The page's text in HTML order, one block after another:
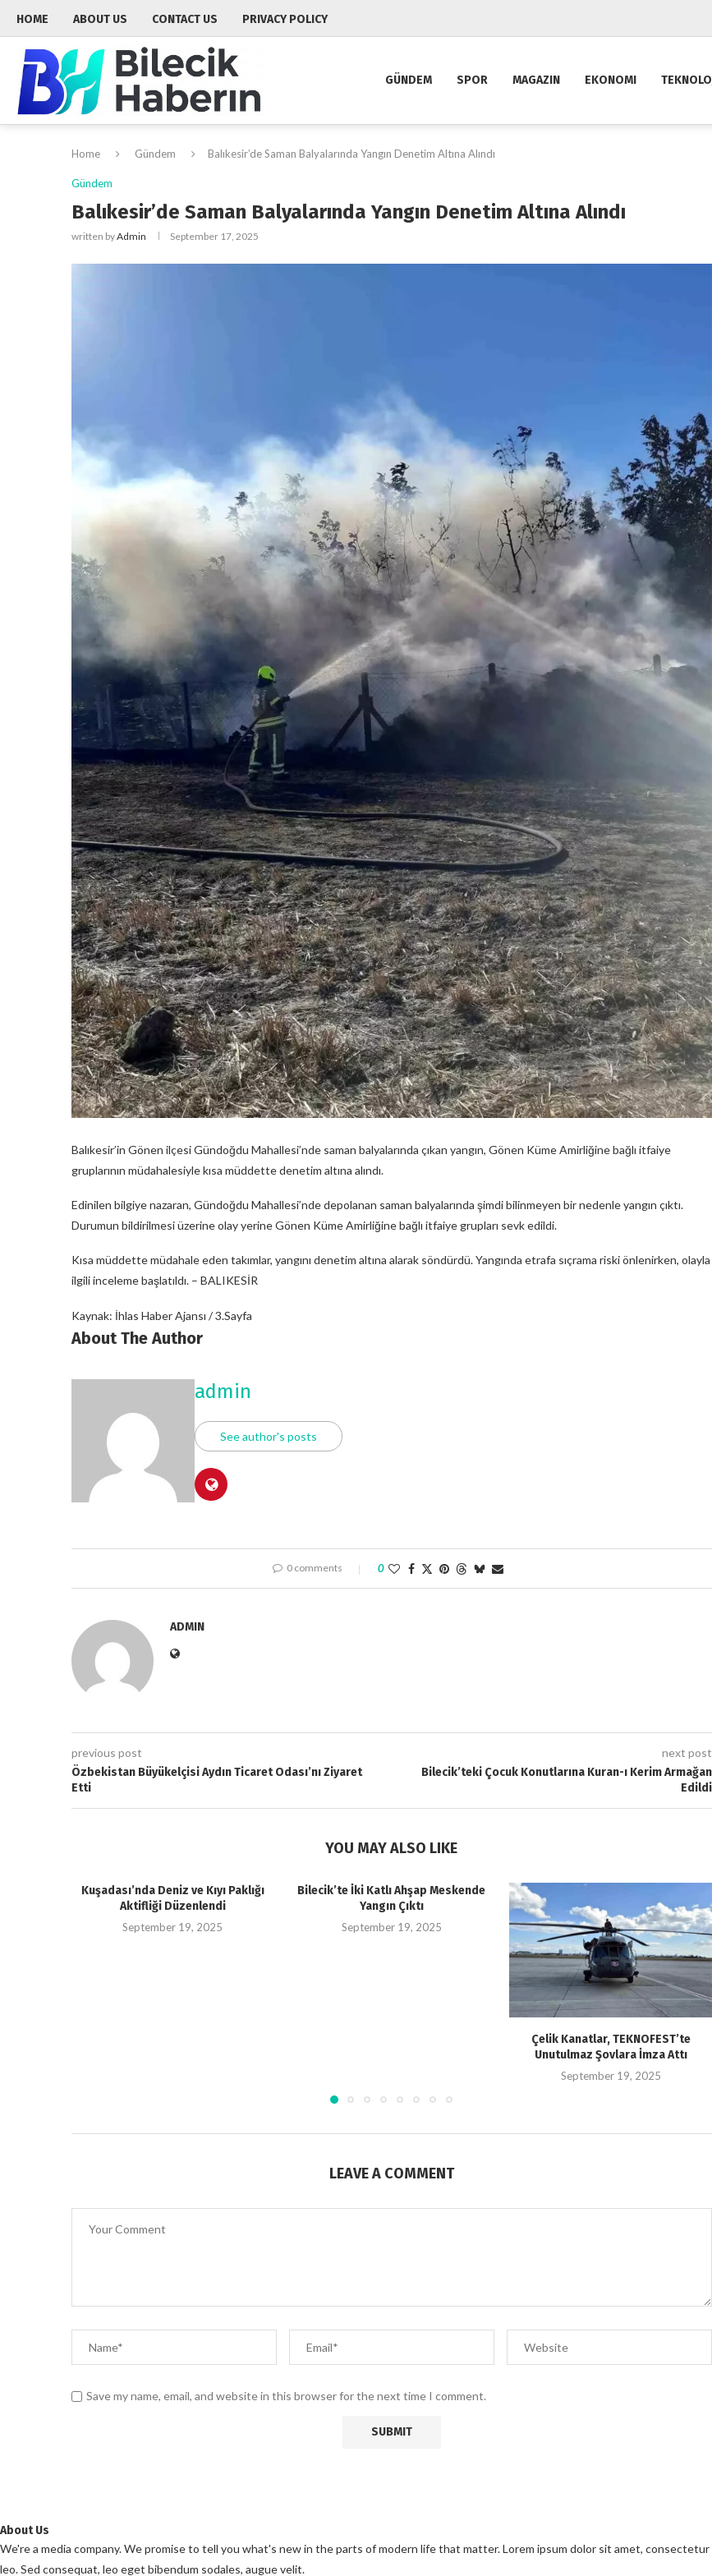
HOME ABOUT US CONTACT US PRIVACY POLICY
GÜNDEM SPOR MAGAZIN EKONOMI
Home Gündem Balıkesir’de Saman Balyalarında Yangın Denetim Altına Alındı
Gündem
Balıkesir’de Saman Balyalarında Yangın Denetim Altına Alındı
written byAdmin September 17, 2025
Balıkesir’in Gönen ilçesi Gündoğdu Mahallesi’nde saman balyalarında çıkan yangın, Gönen Küme Amirliğine bağlı itfaiye
gruplarının müdahalesiyle kısa müddette denetim altına alındı.
Edinilen bilgiye nazaran, Gündoğdu Mahallesi’nde depolanan saman balyalarında şimdi bilinmeyen bir nedenle yangın çıktı.
Durumun bildirilmesi üzerine olay yerine Gönen Küme Amirliğine bağlı itfaiye grupları sevk edildi.
Kısa müddette müdahale eden takımlar, yangını denetim altına alarak söndürdü. Yangında etrafa sıçrama riski önlenirken, olayla
ilgili inceleme başlatıldı. – BALIKESİR
Kaynak: İhlas Haber Ajansı / 3.Sayfa
About The Author
admin
See author's posts
0 comments 0
ADMIN
previous post
Özbekistan Büyükelçisi Aydın Ticaret Odası’nı Ziyaret
Etti
next post
Bilecik’teki Çocuk Konutlarına Kuran-ı Kerim Armağan
Edildi
YOU MAY ALSO LIKE
Kuşadası’nda Deniz ve Kıyı Paklığı
Aktifliği Düzenlendi
September 19, 2025
Bilecik’te İki Katlı Ahşap Meskende
Yangın Çıktı
September 19, 2025
Çelik Kanatlar, TEKNOFEST’te
Unutulmaz Şovlara İmza Attı
September 19, 2025
LEAVE A COMMENT
Save my name, email, and website in this browser for the next time I comment.
About Us
We're a media company. We promise to tell you what's new in the parts of modern life that matter. Lorem ipsum dolor sit amet,
leo. Sed consequat, leo eget bibendum sodales, augue velit.